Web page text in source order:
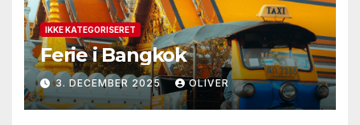
IKKE KATEGORISERET
Ferie i Bangkok
3. DECEMBER 2025 OLIVER